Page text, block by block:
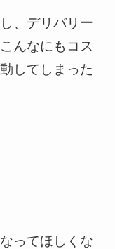
、デリバリー
んなにもコス
してしまった
ってほしくな